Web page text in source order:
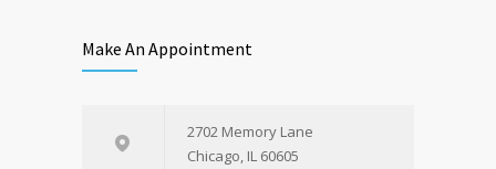
Make An Appointment
2702 Memory Lane
Chicago, IL 60605